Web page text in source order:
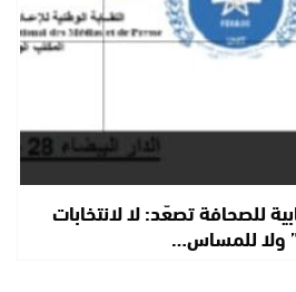
للصحافة تصعّد: لا لانتخابات
ولا للمساس…